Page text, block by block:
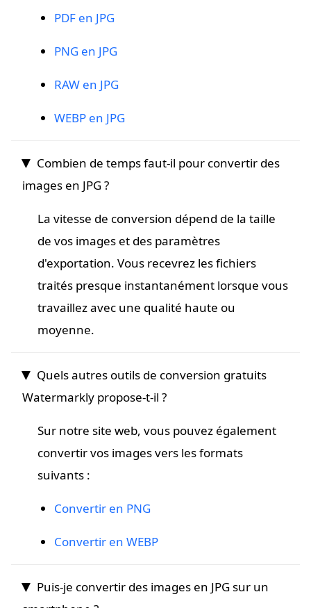
PDF en JPG
PNG en JPG
RAW en JPG
WEBP en JPG
Combien de temps faut-il pour convertir des
images en JPG ?
La vitesse de conversion dépend de la taille
de vos images et des paramètres
d'exportation. Vous recevrez les fichiers
traités presque instantanément lorsque vous
travaillez avec une qualité haute ou
moyenne.
Quels autres outils de conversion gratuits
Watermarkly propose-t-il ?
Sur notre site web, vous pouvez également
convertir vos images vers les formats
suivants :
Convertir en PNG
Convertir en WEBP
Puis-je convertir des images en JPG sur un